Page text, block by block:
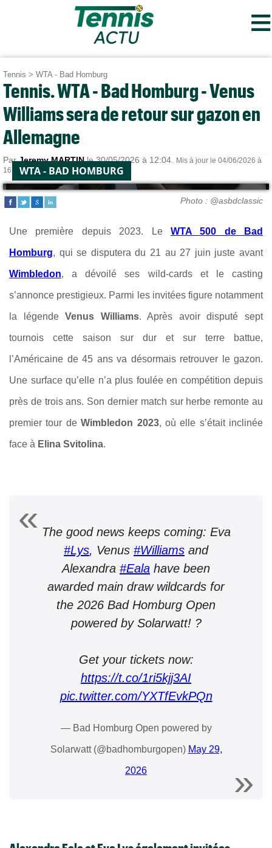
≡
Tennis > WTA - Bad Homburg
Tennis. WTA - Bad Homburg - Venus
Williams sera de retour sur gazon en
Allemagne
ParJeremy MARTINle 30/05/2026 à 12:04.
Mis à jour le 04/06/2026 à
16:24.WTA - BAD HOMBURG
Photo : @asbdclassic
Une première depuis 2023. Le WTA 500 de Bad
Homburg, qui se disputera du 21 au 27 juin juste avant
Wimbledon, a dévoilé ses wild-cards et le casting
s’annonce prestigieux. Parmi les invitées figure notamment
la légendeVenus Williams. Après avoir disputé sept
tournois cette saison sur dur et sur terre battue,
l’Américaine de 45 ans va désormais retrouver le gazon.
Une surface qu’elle n’a plus foulée en compétition depuis
près de trois ans. Son dernier match sur herbe remonte au
premier tour deWimbledon 2023, où elle s’était inclinée
face à Elina Svitolina.
The good news keeps coming: Eva
#Lys, Venus #Williams and
Alexandra #Eala have been
awarded main draw wildcards for
the 2026 Bad Homburg Open
powered by Solarwatt! ?
Get your tickets now:
https://t.co/1ri5kjj3AI
pic.twitter.com/YXTfEvkPQn
— Bad Homburg Open powered by
Solarwatt (@badhomburgopen) May 29,
2026